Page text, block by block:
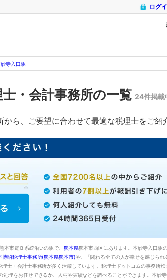
ログ
妙寺入口駅
・会計事務所の一覧 24件掲載
から、ご要望に合わせて最適な税理士をご紹
市電Ｂ系統沿いの駅で、 熊本県熊本市西区にあります。本妙寺入口駅
博昭税理士事務所(熊本県熊本市)や、「関わる全ての人が幸せを感じら
理士・会計士事務所が多く活躍しています。税理士ドットコムの事務所
理をお任せできるか、人柄や実績などを調べることができます。本妙